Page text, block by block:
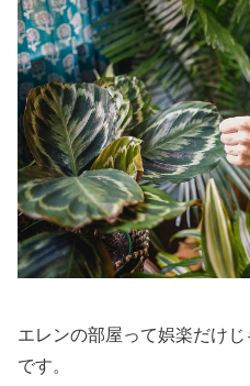
エレンの部屋って娯楽だけ
です。